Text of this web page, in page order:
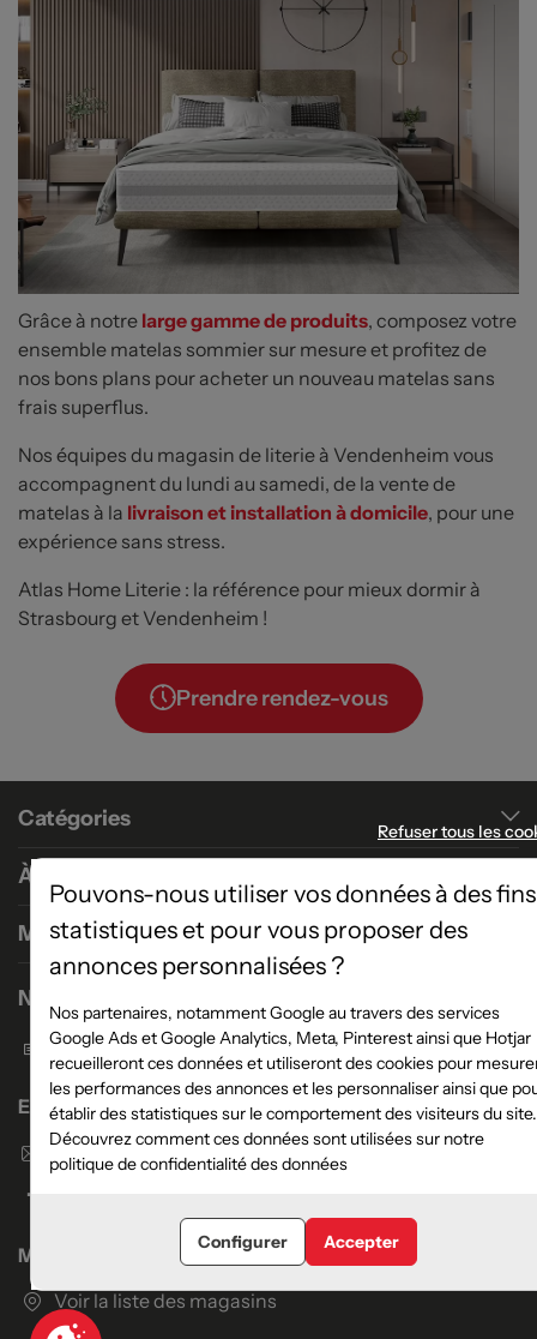
Grâce à notre large gamme de produits, composez votre
ensemble matelas sommier sur mesure et profitez de
nos bons plans pour acheter un nouveau matelas sans
frais superflus.
Nos équipes du magasin de literie à Vendenheim vous
accompagnent du lundi au samedi, de la vente de
matelas à la livraison et installation à domicile, pour une
expérience sans stress.
Atlas Home Literie : la référence pour mieux dormir à
Strasbourg et Vendenheim !
Prendre rendez-vous
Catégories
À propos
Magasins
Nous contacter
Formulaire de contact
Enseigne Atlas Home
Envoyer un email
Magasins
Voir la liste des magasins
Refuser tous les
Pouvons-nous utiliser vos données à des fins
statistiques et pour vous proposer des
annonces personnalisées ?
Nos partenaires, notamment Google au travers des services
Google Ads et Google Analytics, Meta, Pinterest ainsi que Hotjar
recueilleront ces données et utiliseront des cookies pour
les performances des annonces et les personnaliser ainsi que
établir des statistiques sur le comportement des visiteurs du site.
Découvrez comment ces données sont utilisées sur notre
politique de confidentialité des données
Configurer Accepter